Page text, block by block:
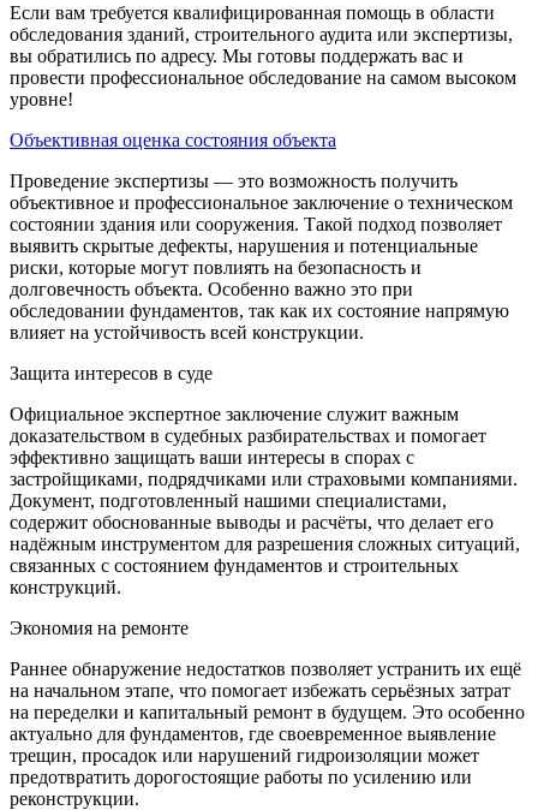
Если вам требуется квалифицированная помощь в области
обследования зданий, строительного аудита или экспертизы,
вы обратились по адресу. Мы готовы поддержать вас и
провести профессиональное обследование на самом высоком
уровне!
Объективная оценка состояния объекта
Проведение экспертизы — это возможность получить
объективное и профессиональное заключение о техническом
состоянии здания или сооружения. Такой подход позволяет
выявить скрытые дефекты, нарушения и потенциальные
риски, которые могут повлиять на безопасность и
долговечность объекта. Особенно важно это при
обследовании фундаментов, так как их состояние напрямую
влияет на устойчивость всей конструкции.
Защита интересов в суде
Официальное экспертное заключение служит важным
доказательством в судебных разбирательствах и помогает
эффективно защищать ваши интересы в спорах с
застройщиками, подрядчиками или страховыми компаниями.
Документ, подготовленный нашими специалистами,
содержит обоснованные выводы и расчёты, что делает его
надёжным инструментом для разрешения сложных ситуаций,
связанных с состоянием фундаментов и строительных
конструкций.
Экономия на ремонте
Раннее обнаружение недостатков позволяет устранить их ещё
на начальном этапе, что помогает избежать серьёзных затрат
на переделки и капитальный ремонт в будущем. Это особенно
актуально для фундаментов, где своевременное выявление
трещин, просадок или нарушений гидроизоляции может
предотвратить дорогостоящие работы по усилению или
реконструкции.